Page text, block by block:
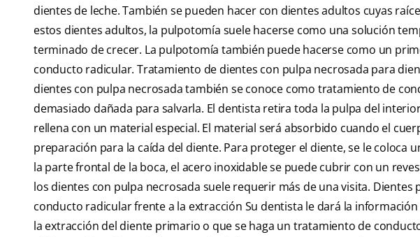
dientes de leche. También se pueden hacer con dientes adultos cuyas
estos dientes adultos, la pulpotomía suele hacerse como una solución
terminado de crecer. La pulpotomía también puede hacerse como un
conducto radicular. Tratamiento de dientes con pulpa necrosada para
dientes con pulpa necrosada también se conoce como tratamiento de
demasiado dañada para salvarla. El dentista retira toda la pulpa del
rellena con un material especial. El material será absorbido cuando el
preparación para la caída del diente. Para proteger el diente, se le coloca
la parte frontal de la boca, el acero inoxidable se puede cubrir con un
los dientes con pulpa necrosada suele requerir más de una visita.
conducto radicular frente a la extracción Su dentista le dará la
la extracción del diente primario o que se haga un tratamiento de